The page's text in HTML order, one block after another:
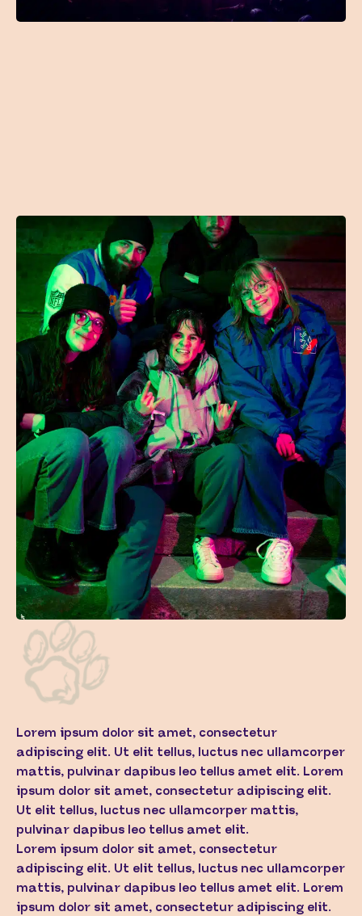
Lorem ipsum dolor sit amet, consectetur
adipiscing elit. Ut elit tellus, luctus nec ullamcorper
mattis, pulvinar dapibus leo tellus amet elit. Lorem
ipsum dolor sit amet, consectetur adipiscing elit.
Ut elit tellus, luctus nec ullamcorper mattis,
pulvinar dapibus leo tellus amet elit.
Lorem ipsum dolor sit amet, consectetur
adipiscing elit. Ut elit tellus, luctus nec ullamcorper
mattis, pulvinar dapibus leo tellus amet elit. Lorem
ipsum dolor sit amet, consectetur adipiscing elit.